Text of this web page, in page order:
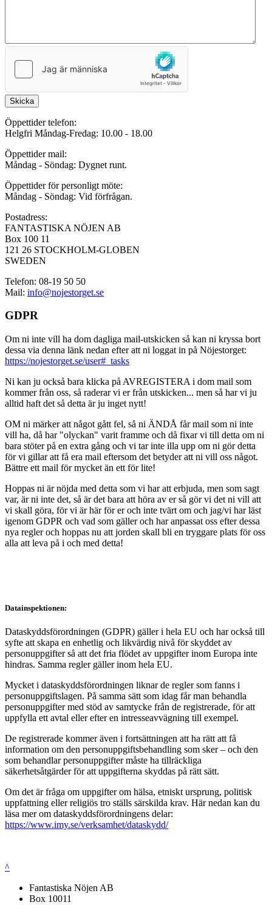
Skicka
Öppettider telefon:
Helgfri Måndag-Fredag: 10.00 - 18.00
Öppettider mail:
Måndag - Söndag: Dygnet runt.
Öppettider för personligt möte:
Måndag - Söndag: Vid förfrågan.
Postadress:
FANTASTISKA NÖJEN AB
Box 100 11
121 26 STOCKHOLM-GLOBEN
SWEDEN
Telefon: 08-19 50 50
Mail: info@nojestorget.se
GDPR
Om ni inte vill ha dom dagliga mail-utskicken så kan ni kryssa bort
dessa via denna länk nedan efter att ni loggat in på Nöjestorget:
https://nojestorget.se/user#_tasks
Ni kan ju också bara klicka på AVREGISTERA i dom mail som
kommer från oss, så raderar vi er från utskicken... men så har vi ju
alltid haft det så detta är ju inget nytt!
OM ni märker att något gått fel, så ni ÄNDÅ får mail som ni inte
vill ha, då har "olyckan" varit framme och då fixar vi till detta om ni
bara stöter på en extra gång och vi tar inte illa upp om ni gör detta
för vi gillar att få era mail eftersom det betyder att ni vill oss något.
Bättre ett mail för mycket än ett för lite!
Hoppas ni är nöjda med detta som vi har att erbjuda, men som sagt
var, är ni inte det, så är det bara att höra av er så gör vi det ni vill att
vi skall göra, för vi är här för er och inte tvärt om och jag/vi har läst
igenom GDPR och vad som gäller och har anpassat oss efter dessa
nya regler och hoppas nu att jorden skall bli en tryggare plats för oss
alla att leva på i och med detta!
Datainspektionen:
Dataskyddsförordningen (GDPR) gäller i hela EU och har också till
syfte att skapa en enhetlig och likvärdig nivå för skyddet av
personuppgifter så att det fria flödet av uppgifter inom Europa inte
hindras. Samma regler gäller inom hela EU.
Mycket i dataskyddsförordningen liknar de regler som fanns i
personuppgiftslagen. På samma sätt som idag får man behandla
personuppgifter med stöd av samtycke från de registrerade, för att
uppfylla ett avtal eller efter en intresseavvägning till exempel.
De registrerade kommer även i fortsättningen att ha rätt att få
information om den personuppgiftsbehandling som sker – och den
som behandlar personuppgifter måste ha tillräckliga
säkerhetsåtgärder för att uppgifterna skyddas på rätt sätt.
Om det är fråga om uppgifter om hälsa, etniskt ursprung, politisk
uppfattning eller religiös tro ställs särskilda krav. Här nedan kan du
läsa mer om dataskyddsförordningens delar:
https://www.imy.se/verksamhet/dataskydd/
^
Fantastiska Nöjen AB
Box 10011